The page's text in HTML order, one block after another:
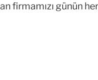
firmamızı günün